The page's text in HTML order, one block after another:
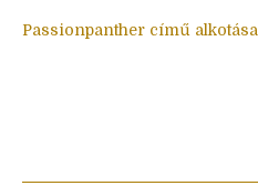
Passionpanther című alkotása